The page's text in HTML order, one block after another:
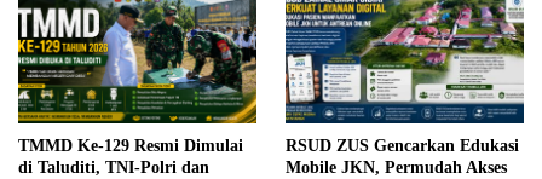
TMMD Ke-129 Resmi Dimulai
di Taluditi, TNI-Polri dan
RSUD ZUS Gencarkan Edukasi
Mobile JKN, Permudah Akses